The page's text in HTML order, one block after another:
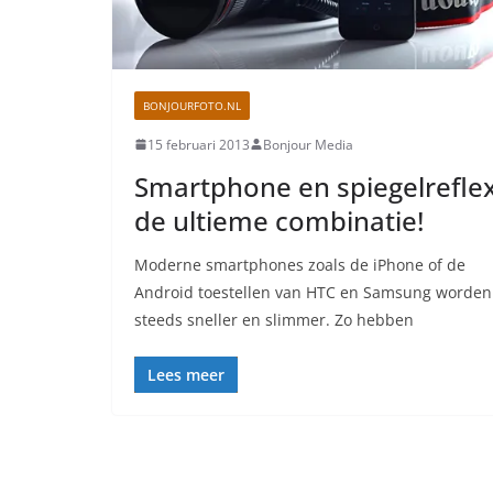
BONJOURFOTO.NL
15 februari 2013 Bonjour Media
Smartphone en
de ultieme combinatie!
Moderne smartphones zoals de iPhone of de
Android toestellen van HTC en Samsung worden
steeds sneller en slimmer. Zo hebben
Lees meer